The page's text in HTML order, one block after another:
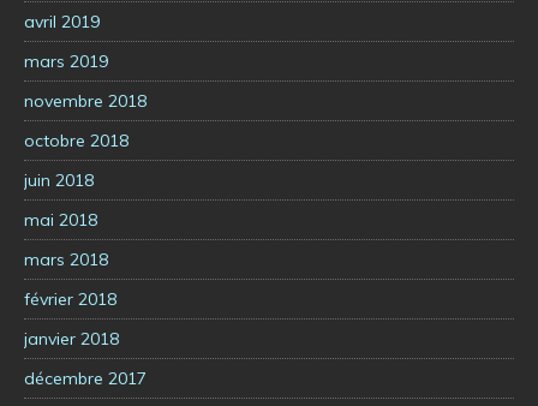
avril 2019
mars 2019
novembre 2018
octobre 2018
juin 2018
mai 2018
mars 2018
février 2018
janvier 2018
décembre 2017